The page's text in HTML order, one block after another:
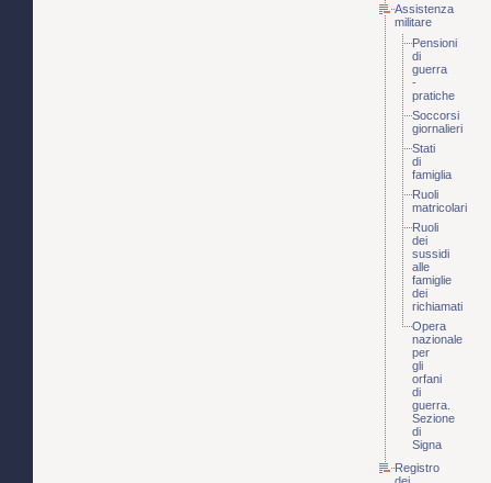
Assistenza
militare
Pensioni
di
guerra
-
pratiche
Soccorsi
giornalieri
Stati
di
famiglia
Ruoli
matricolari
Ruoli
dei
sussidi
alle
famiglie
dei
richiamati
Opera
nazionale
per
gli
orfani
di
guerra.
Sezione
di
Signa
Registro
dei